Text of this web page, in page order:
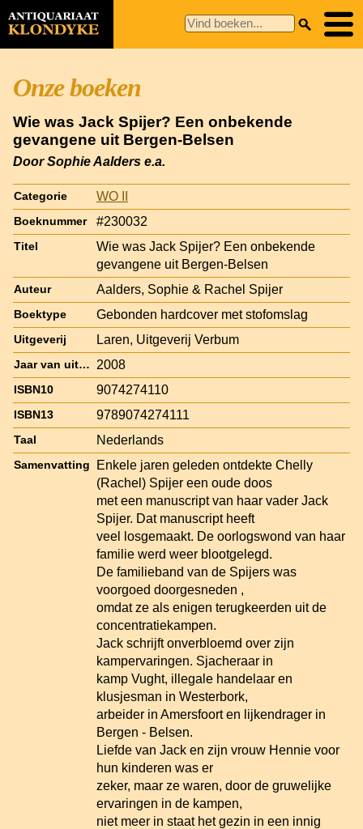
Onze boeken
Wie was Jack Spijer? Een onbekende
gevangene uit Bergen-Belsen
Door Sophie Aalders e.a.
Categorie WO II
Boeknummer #230032
Titel
Wie was Jack Spijer? Een onbekende
gevangene uit Bergen-Belsen
Auteur Aalders, Sophie & Rachel Spijer
Boektype Gebonden hardcover met stofomslag
Uitgeverij Laren, Uitgeverij Verbum
Jaar van uitgave 2008
ISBN10 9074274110
ISBN13 9789074274111
Taal Nederlands
Samenvatting
Enkele jaren geleden ontdekte Chelly
(Rachel) Spijer een oude doos
met een manuscript van haar vader Jack
Spijer. Dat manuscript heeft
veel losgemaakt. De oorlogswond van haar
familie werd weer blootgelegd.
De familieband van de Spijers was
voorgoed doorgesneden ,
omdat ze als enigen terugkeerden uit de
concentratiekampen.
Jack schrijft onverbloemd over zijn
kampervaringen. Sjacheraar in
kamp Vught, illegale handelaar en
klusjesman in Westerbork,
arbeider in Amersfoort en lijkendrager in
Bergen - Belsen.
Liefde van Jack en zijn vrouw Hennie voor
hun kinderen was er
zeker, maar ze waren, door de gruwelijke
ervaringen in de kampen,
niet meer in staat het gezin in een innig